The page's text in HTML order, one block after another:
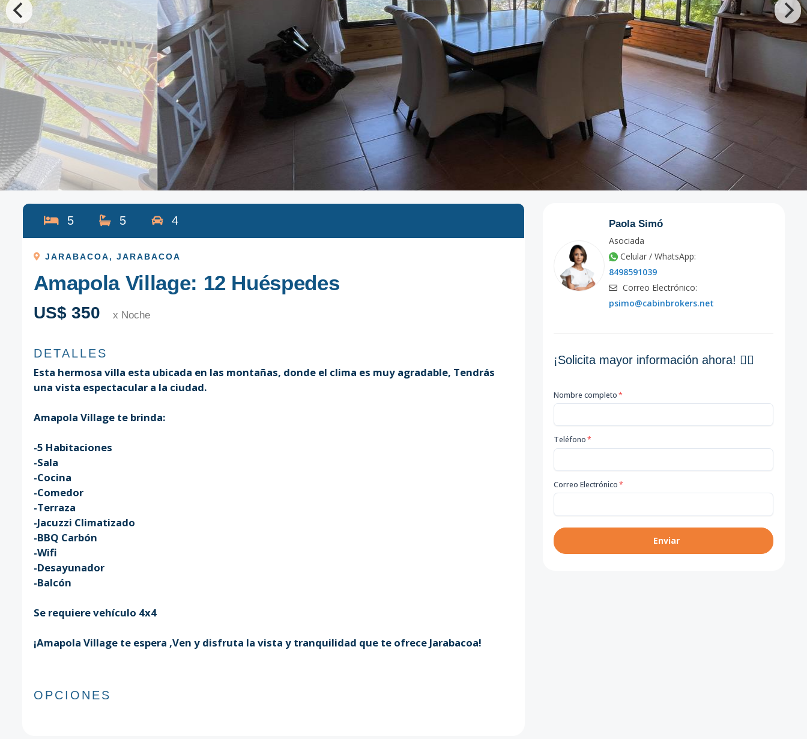
5 5 4
JARABACOA, JARABACOA
Amapola Village: 12 Huéspedes
US$ 350 x Noche
DETALLES
Esta hermosa villa esta ubicada en las montañas, donde el clima es muy agradable, Tendrás
una vista espectacular a la ciudad.
Amapola Village te brinda:
-5 Habitaciones
-Sala
-Cocina
-Comedor
-Terraza
-Jacuzzi Climatizado
-BBQ Carbón
-Wifi
-Desayunador
-Balcón
Se requiere vehículo 4x4
¡Amapola Village te espera ,Ven y disfruta la vista y tranquilidad que te ofrece Jarabacoa!
OPCIONES
Paola Simó
Asociada
Celular / WhatsApp:
8498591039
Correo Electrónico:
psimo@cabinbrokers.net
¡Solicita mayor información ahora! 👇🏽
Nombre completo*
Teléfono*
Correo Electrónico*
Enviar